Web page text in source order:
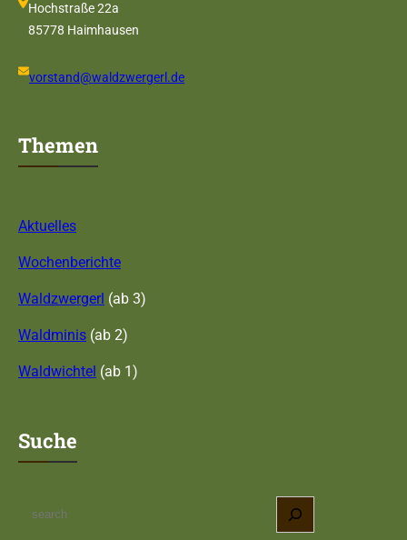
Hochstraße 22a
85778 Haimhausen
vorstand@waldzwergerl.de
Themen
Aktuelles
Wochenberichte
Waldzwergerl (ab 3)
Waldminis (ab 2)
Waldwichtel (ab 1)
Suche